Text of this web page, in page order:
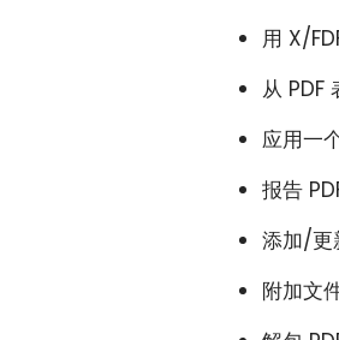
用 X/
从 PDF
应用一
报告
添加/更
附加文